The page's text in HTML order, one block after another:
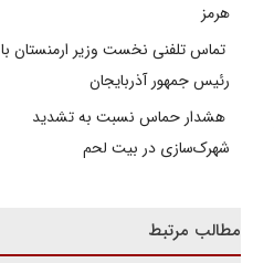
هرمز
تماس تلفنی نخست وزیر ارمنستان با
رئیس جمهور آذربایجان
هشدار حماس نسبت به تشدید
شهرک‌سازی در بیت‌ لحم
مطالب مرتبط